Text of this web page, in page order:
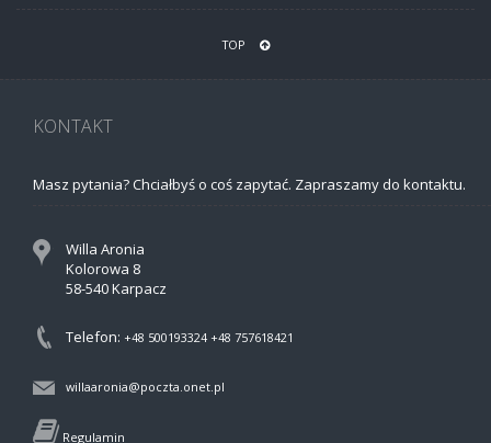
TOP
KONTAKT
Masz pytania? Chciałbyś o coś zapytać. Zapraszamy do kontaktu.
Willa Aronia
Kolorowa 8
58-540 Karpacz
Telefon: +48 500193324 +48 757618421
willaaronia@poczta.onet.pl
Regulamin